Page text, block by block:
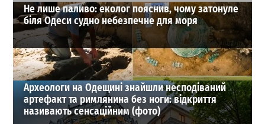
Не лише паливо: еколог пояснив, чому затонуле
біля Одеси судно небезпечне для моря
Археологи на Одещині знайшли несподіваний
артефакт та римлянина без ноги: відкриття
називають сенсаційним (фото)